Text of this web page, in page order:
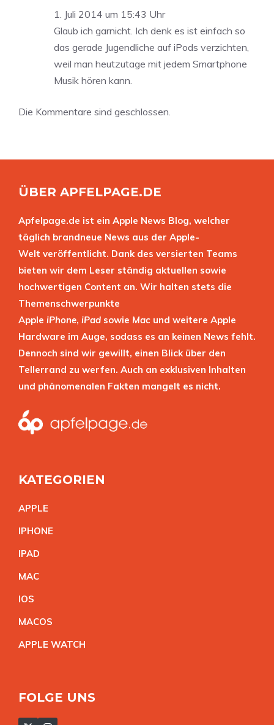
1. Juli 2014 um 15:43 Uhr
Glaub ich garnicht. Ich denk es ist einfach so
das gerade Jugendliche auf iPods verzichten,
weil man heutzutage mit jedem Smartphone
Musik hören kann.
Die Kommentare sind geschlossen.
ÜBER APFELPAGE.DE
Apfelpage.de ist ein Apple News Blog, welcher
täglich brandneue News aus der Apple-
Welt veröffentlicht. Dank des versierten Teams
bieten wir dem Leser ständig aktuellen sowie
hochwertigen Content an. Wir halten stets die
Themenschwerpunkte
Apple iPhone, iPad sowie Mac und weitere Apple
Hardware im Auge, sodass es an keinen News fehlt.
Dennoch sind wir gewillt, einen Blick über den
Tellerrand zu werfen. Auch an exklusiven Inhalten
und phänomenalen Fakten mangelt es nicht.
KATEGORIEN
APPLE
IPHONE
IPAD
MAC
IOS
MACOS
APPLE WATCH
FOLGE UNS